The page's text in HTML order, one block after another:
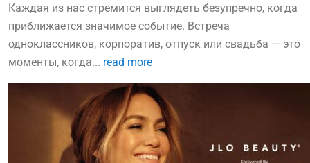
Каждая из нас стремится выглядеть безупречно, когда
приближается значимое событие. Встреча
одноклассников, корпоратив, отпуск или свадьба — это
моменты, когда... read more